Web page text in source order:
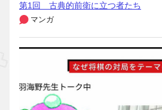
第1回 古典的前衛に立つ者たち
マンガ